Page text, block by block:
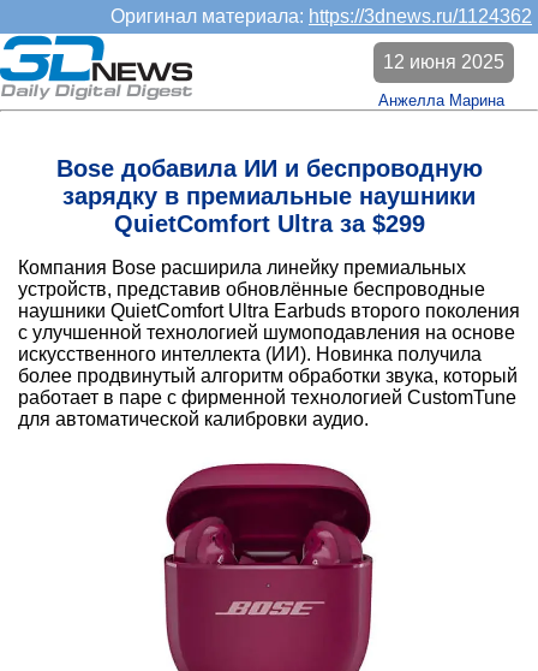
Оригинал материала: https://3dnews.ru/1124362
Bose добавила ИИ и беспроводную
зарядку в премиальные наушники
QuietComfort Ultra за $299
12 июня 2025
Анжелла Марина
Компания Bose расширила линейку премиальных
устройств, представив обновлённые беспроводные
наушники QuietComfort Ultra Earbuds второго поколения
с улучшенной технологией шумоподавления на основе
искусственного интеллекта (ИИ). Новинка получила
более продвинутый алгоритм обработки звука, который
работает в паре с фирменной технологией CustomTune
для автоматической калибровки аудио.